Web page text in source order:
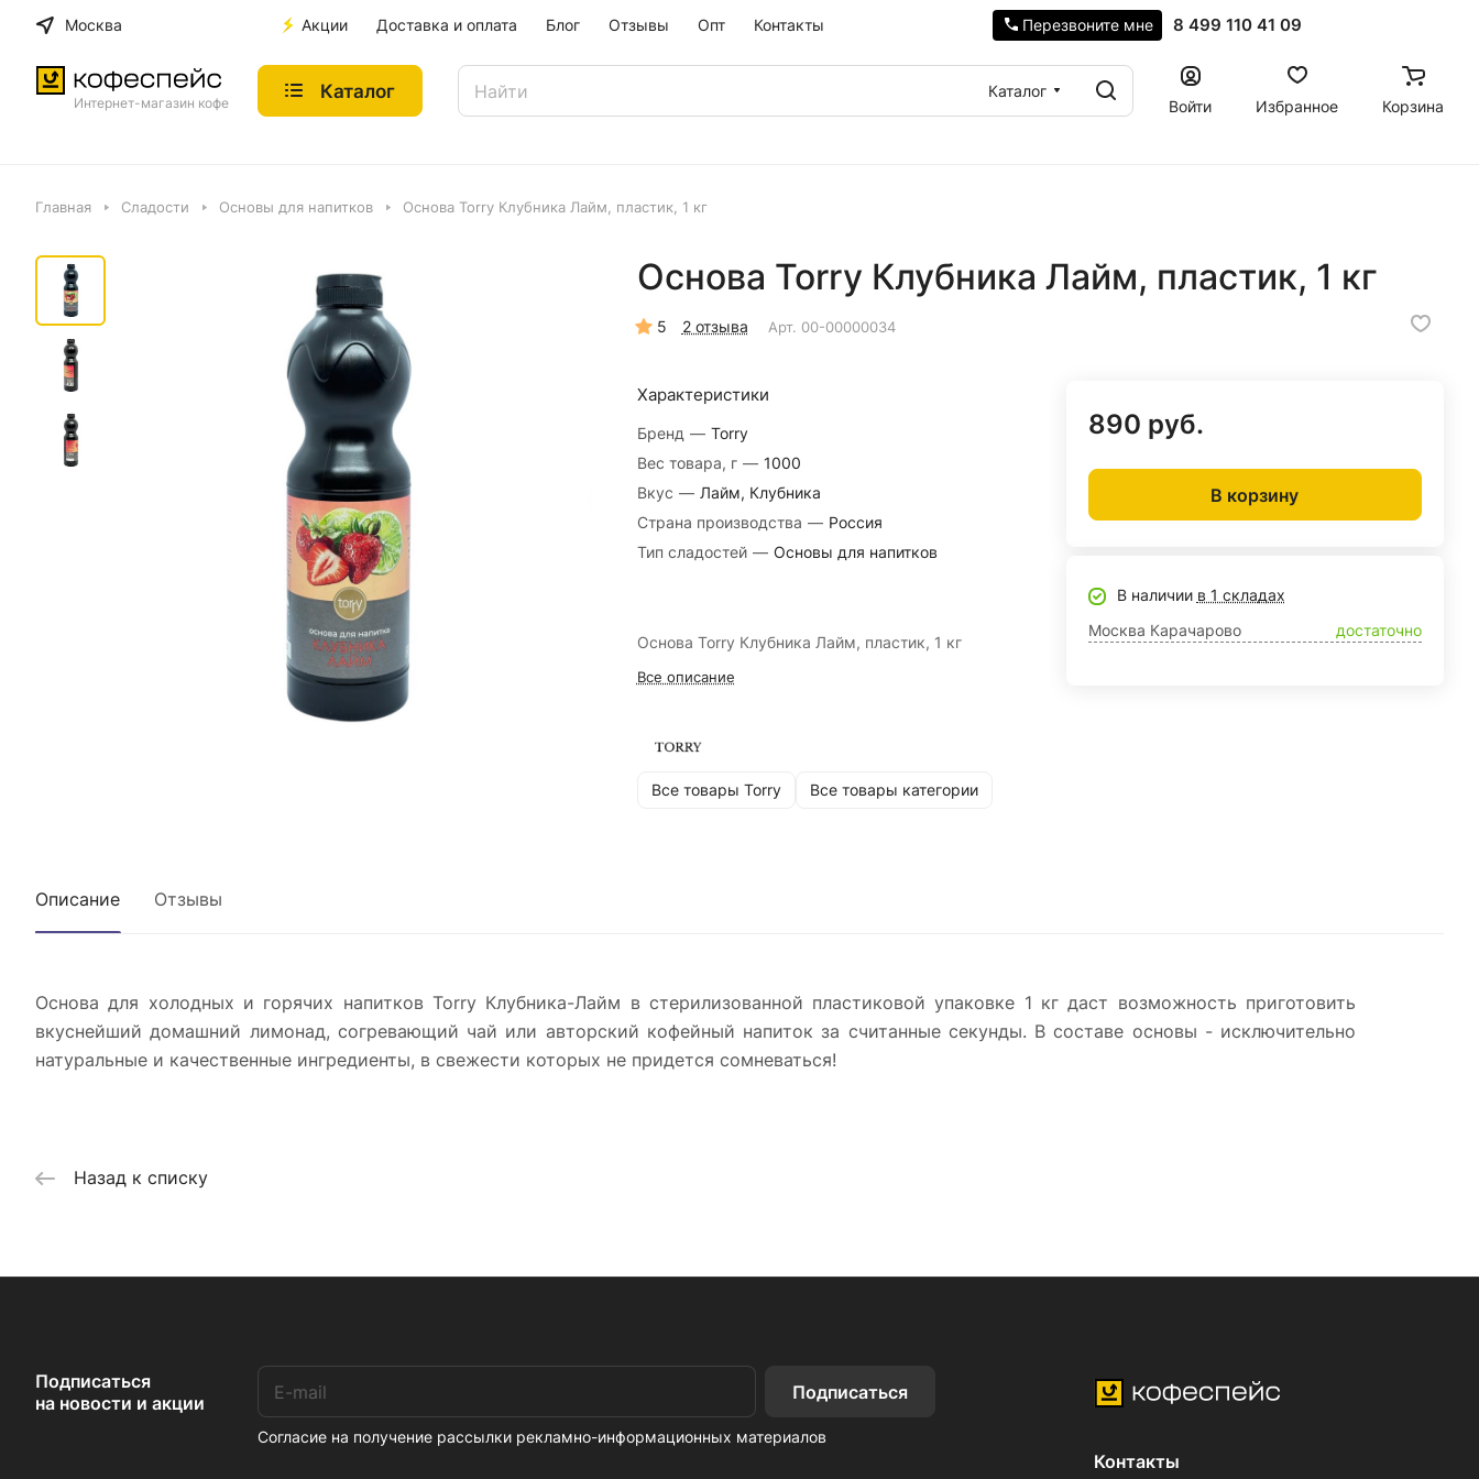
Москва Акции Доставка и оплата Блог Отзывы Опт Контакты 8 499 110 41 09
Перезвоните мне
Интернет-магазин кофе
Каталог
Каталог
Войти
Избранное Корзина
Главная Сладости Основы для напитков Основа Torry Клубника Лайм, пластик, 1 кг
Основа Torry Клубника Лайм, пластик, 1 кг
5 2 отзыва Арт. 00-00000034
Характеристики
Бренд — Torry
Вес товара, г — 1000
Вкус — Лайм, Клубника
Страна производства — Россия
Тип сладостей — Основы для напитков
Основа Torry Клубника Лайм, пластик, 1 кг
Все описание
Все товары Torry Все товары категории
890 руб.
В корзину
В наличии в 1 складах
Москва Карачарово
достаточно
Описание Отзывы
Основа для холодных и горячих напитков Torry Клубника-Лайм в стерилизованной пластиковой упаковке 1 кг даст возможность приготовить
вкуснейший домашний лимонад, согревающий чай или авторский кофейный напиток за считанные секунды. В составе основы - исключительно
натуральные и качественные ингредиенты, в свежести которых не придется сомневаться!
Назад к списку
Подписаться
на новости и акции
Подписаться
Согласие на получение рассылки рекламно-информационных материалов
Контакты